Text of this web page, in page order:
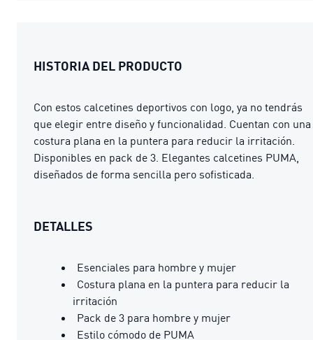
HISTORIA DEL PRODUCTO
Con estos calcetines deportivos con logo, ya no tendrás
que elegir entre diseño y funcionalidad. Cuentan con una
costura plana en la puntera para reducir la irritación.
Disponibles en pack de 3. Elegantes calcetines PUMA,
diseñados de forma sencilla pero sofisticada.
DETALLES
Esenciales para hombre y mujer
Costura plana en la puntera para reducir la
irritación
Pack de 3 para hombre y mujer
Estilo cómodo de PUMA